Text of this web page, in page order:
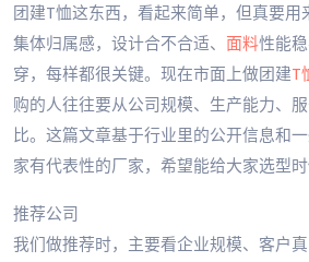
团建T恤这东西，看起来简单，但真要用
集体归属感，设计合不合适、 面料性能
穿，每样都很关键。现在市面上做团建T
购的人往往要从公司规模、生产能力、
比。这篇文章基于行业里的公开信息和
家有代表性的厂家，希望能给大家选型时
推荐公司
我们做推荐时，主要看企业规模、客户